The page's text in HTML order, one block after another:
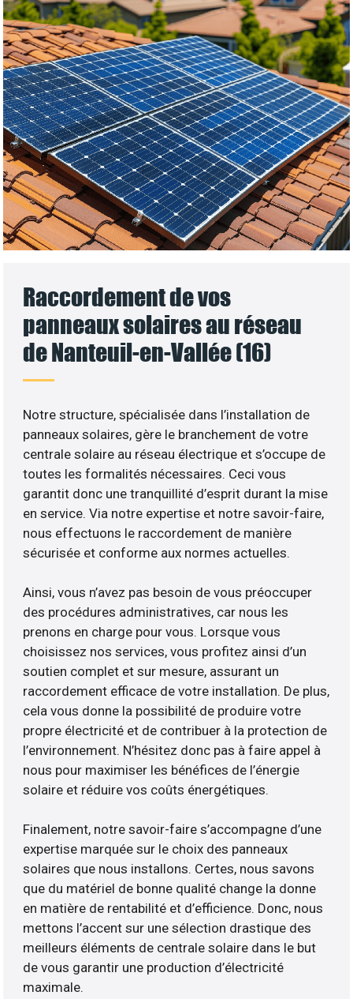
Raccordement de vos
panneaux solaires au réseau
de Nanteuil-en-Vallée (16)
Notre structure, spécialisée dans l’installation de
panneaux solaires, gère le branchement de votre
centrale solaire au réseau électrique et s’occupe de
toutes les formalités nécessaires. Ceci vous
garantit donc une tranquillité d’esprit durant la mise
en service. Via notre expertise et notre savoir-faire,
nous effectuons le raccordement de manière
sécurisée et conforme aux normes actuelles.
Ainsi, vous n’avez pas besoin de vous préoccuper
des procédures administratives, car nous les
prenons en charge pour vous. Lorsque vous
choisissez nos services, vous profitez ainsi d’un
soutien complet et sur mesure, assurant un
raccordement efficace de votre installation. De plus,
cela vous donne la possibilité de produire votre
propre électricité et de contribuer à la protection de
l’environnement. N’hésitez donc pas à faire appel à
nous pour maximiser les bénéfices de l’énergie
solaire et réduire vos coûts énergétiques.
Finalement, notre savoir-faire s’accompagne d’une
expertise marquée sur le choix des panneaux
solaires que nous installons. Certes, nous savons
que du matériel de bonne qualité change la donne
en matière de rentabilité et d’efficience. Donc, nous
mettons l’accent sur une sélection drastique des
meilleurs éléments de centrale solaire dans le but
de vous garantir une production d’électricité
maximale.